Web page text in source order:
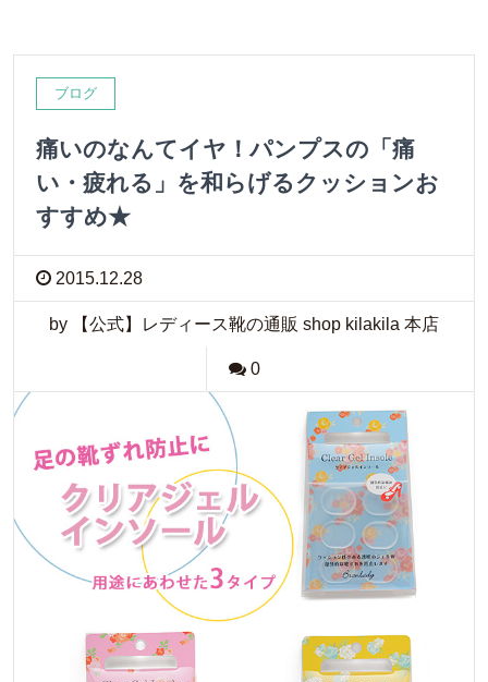
ブログ
痛いのなんてイヤ！パンプスの「痛
い・疲れる」を和らげるクッションお
すすめ★
2015.12.28
by 【公式】レディース靴の通販 shop kilakila 本店
0